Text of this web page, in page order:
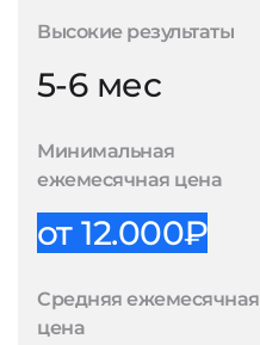
Высокие результаты
5-6 мес
Минимальная
ежемесячная цена
от 12.000₽
Средняя ежемесячная
цена